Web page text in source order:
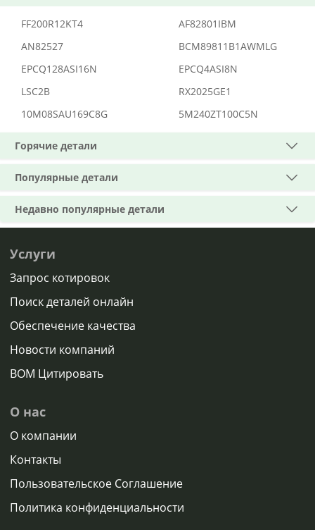
FF200R12KT4
AF82801IBM
AN82527
BCM89811B1AWMLG
EPCQ128ASI16N
EPCQ4ASI8N
LSC2B
RX2025GE1
10M08SAU169C8G
5M240ZT100C5N
Горячие детали
Популярные детали
Недавно популярные детали
Услуги
Запрос котировок
Поиск деталей онлайн
Обеспечение качества
Новости компаний
BOM Цитировать
О нас
О компании
Контакты
Пользовательское Соглашение
Политика конфиденциальности